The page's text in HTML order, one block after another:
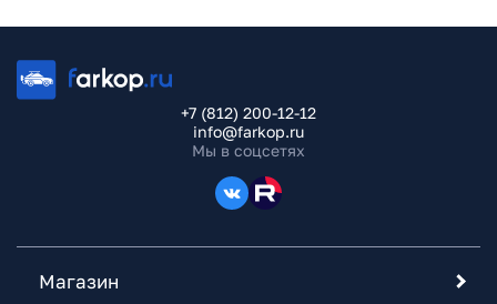
+7 (812) 200-12-12
info@farkop.ru
Мы в соцсетях
Магазин